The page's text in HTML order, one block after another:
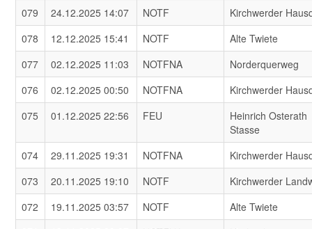
079
24.12.2025 14:07 NOTF
Kirchwerder
078
12.12.2025 15:41 NOTF
Alte Twiete
077
02.12.2025 11:03 NOTFNA
Norderquerweg
076
02.12.2025 00:50 NOTFNA
Kirchwerder
075
01.12.2025 22:56 FEU
Heinrich Osterath
Stasse
074
29.11.2025 19:31 NOTFNA
Kirchwerder
073
20.11.2025 19:10 NOTF
Kirchwerder
072
19.11.2025 03:57 NOTF
Alte Twiete